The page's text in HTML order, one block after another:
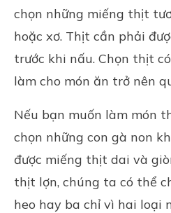
chọn những miếng thịt
hoặc xơ. Thịt cần phải
trước khi nấu. Chọn thịt
làm cho món ăn trở nên
Nếu bạn muốn làm món
chọn những con gà non
được miếng thịt dai và
thịt lợn, chúng ta có thể
heo hay ba chỉ vì hai loại